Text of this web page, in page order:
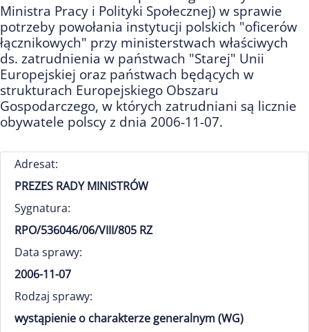
Ministra Pracy i Polityki Społecznej) w sprawie
potrzeby powołania instytucji polskich "oficerów
łącznikowych" przy ministerstwach właściwych
ds. zatrudnienia w państwach "Starej" Unii
Europejskiej oraz państwach będących w
strukturach Europejskiego Obszaru
Gospodarczego, w których zatrudniani są licznie
obywatele polscy z dnia 2006-11-07.
Adresat:
PREZES RADY MINISTRÓW
Sygnatura:
RPO/536046/06/VIII/805 RZ
Data sprawy:
2006-11-07
Rodzaj sprawy:
wystąpienie o charakterze generalnym (WG)